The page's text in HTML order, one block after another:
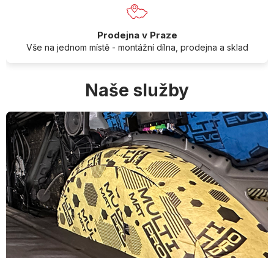
Prodejna v Praze
Vše na jednom místě - montážní dílna, prodejna a sklad
Naše služby